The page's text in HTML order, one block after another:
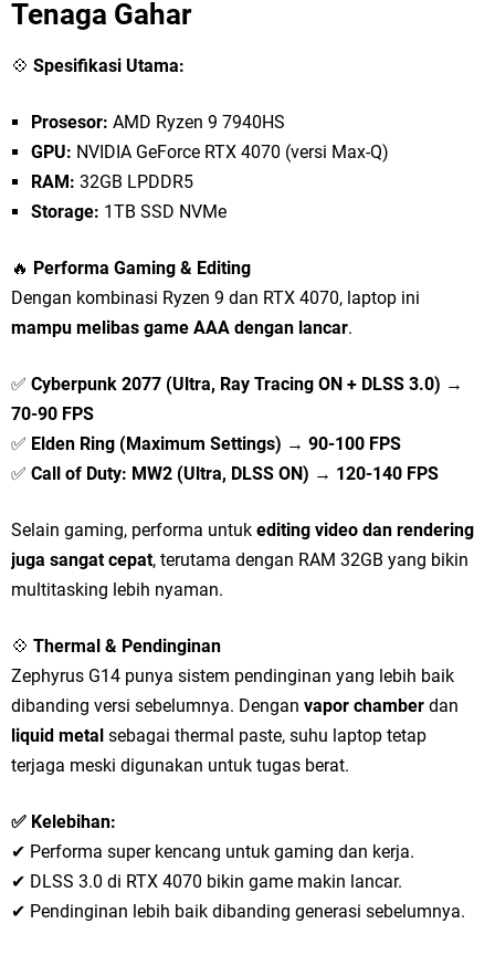
Tenaga Gahar
💠 Spesifikasi Utama:
Prosesor: AMD Ryzen 9 7940HS
GPU: NVIDIA GeForce RTX 4070 (versi Max-Q)
RAM: 32GB LPDDR5
Storage: 1TB SSD NVMe
🔥 Performa Gaming & Editing
Dengan kombinasi Ryzen 9 dan RTX 4070, laptop ini
mampu melibas game AAA dengan lancar.
✅ Cyberpunk 2077 (Ultra, Ray Tracing ON + DLSS 3.0) →
70-90 FPS
✅ Elden Ring (Maximum Settings) → 90-100 FPS
✅ Call of Duty: MW2 (Ultra, DLSS ON) → 120-140 FPS
Selain gaming, performa untuk editing video dan rendering
juga sangat cepat, terutama dengan RAM 32GB yang bikin
multitasking lebih nyaman.
💠 Thermal & Pendinginan
Zephyrus G14 punya sistem pendinginan yang lebih baik
dibanding versi sebelumnya. Dengan vapor chamber dan
liquid metal sebagai thermal paste, suhu laptop tetap
terjaga meski digunakan untuk tugas berat.
✅ Kelebihan:
✔ Performa super kencang untuk gaming dan kerja.
✔ DLSS 3.0 di RTX 4070 bikin game makin lancar.
✔ Pendinginan lebih baik dibanding generasi sebelumnya.